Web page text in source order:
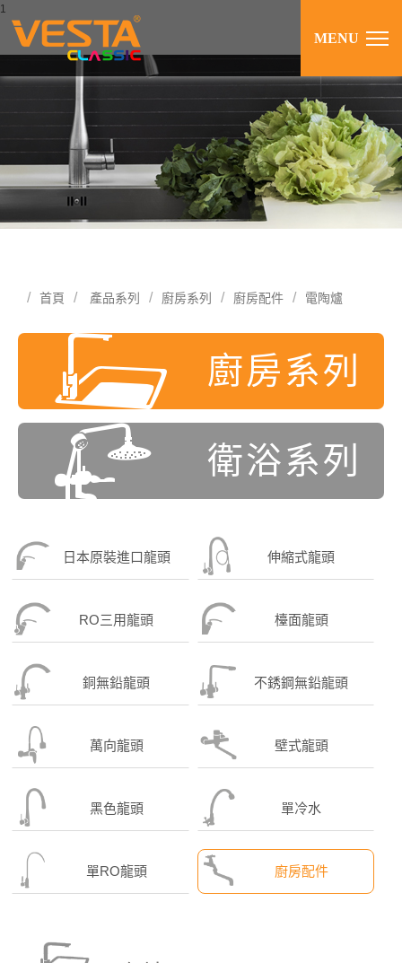
1
MENU
首頁 產品系列 廚房系列 廚房配件 電陶爐
廚房系列
衛浴系列
日本原裝進口龍頭 伸縮式龍頭
RO三用龍頭 檯面龍頭
銅無鉛龍頭 不銹鋼無鉛龍頭
萬向龍頭 壁式龍頭
黑色龍頭 單冷水
單RO龍頭 廚房配件